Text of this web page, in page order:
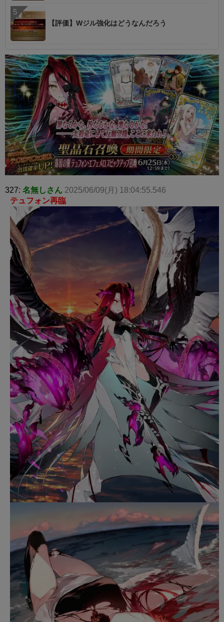
【評価】Wジル強化はどうなんだろう
327: 名無しさん 2025/06/09(月) 18:04:55.546
テュフォン再臨